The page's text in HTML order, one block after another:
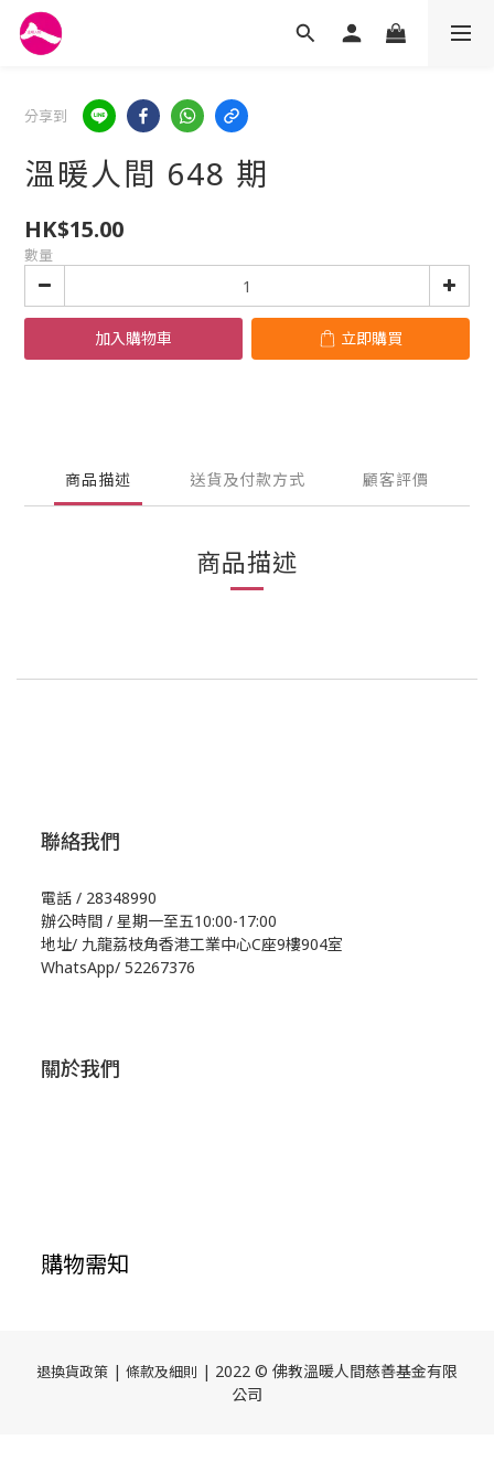
分享到
溫暖人間 648 期
HK$15.00
數量
加入購物車 立即購買
商品描述 送貨及付款方式 顧客評價
商品描述
聯絡我們
電話 / 28348990
辦公時間 / 星期一至五10:00-17:00
地址/ 九龍荔枝角香港工業中心C座9樓904室
WhatsApp/ 52267376
關於我們
購物需知
退換貨政策 | 條款及細則 | 2022 © 佛教溫暖人間慈善基金有限
公司